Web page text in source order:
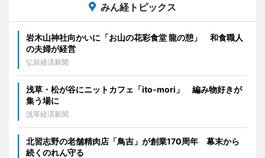
みん経トピックス
岩木山神社向かいに「お山の花彩食堂 龍の憩」 和食職人
の夫婦が経営
弘前経済新聞
浅草・松が谷にニットカフェ「ito-mori」 編み物好きが
集う場に
浅草経済新聞
北習志野の老舗精肉店「鳥吉」が創業170周年 幕末から
続くのれん守る